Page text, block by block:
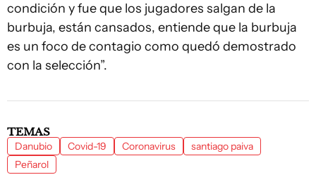
condición y fue que los jugadores salgan de la
burbuja, están cansados, entiende que la burbuja
es un foco de contagio como quedó demostrado
con la selección”.
TEMAS
Danubio Covid-19 Coronavirus
santiago paiva
Peñarol